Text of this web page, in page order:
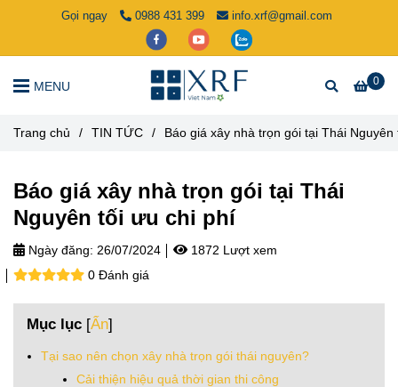
Gọi ngay 0988 431 399 info.xrf@gmail.com
0
MENU
Trang chủ / TIN TỨC / Báo giá xây nhà trọn gói tại Thái
Báo giá xây nhà trọn gói tại Thái
Nguyên tối ưu chi phí
Ngày đăng: 26/07/2024
1872 Lượt xem
0 Đánh giá
Mục lục [Ẩn]
Tại sao nên chọn xây nhà trọn gói thái nguyên?
Cải thiện hiệu quả thời gian thi công